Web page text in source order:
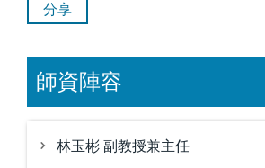
分享
師資陣容
林玉彬 副教授兼主任